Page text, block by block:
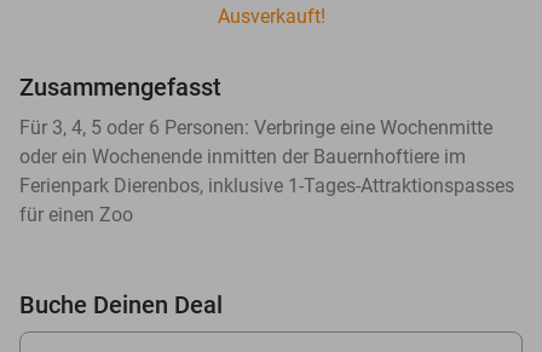
Ausverkauft!
Zusammengefasst
Für 3, 4, 5 oder 6 Personen: Verbringe eine Wochenmitte
oder ein Wochenende inmitten der Bauernhoftiere im
Ferienpark Dierenbos, inklusive 1-Tages-Attraktionspasses
für einen Zoo
Buche Deinen Deal